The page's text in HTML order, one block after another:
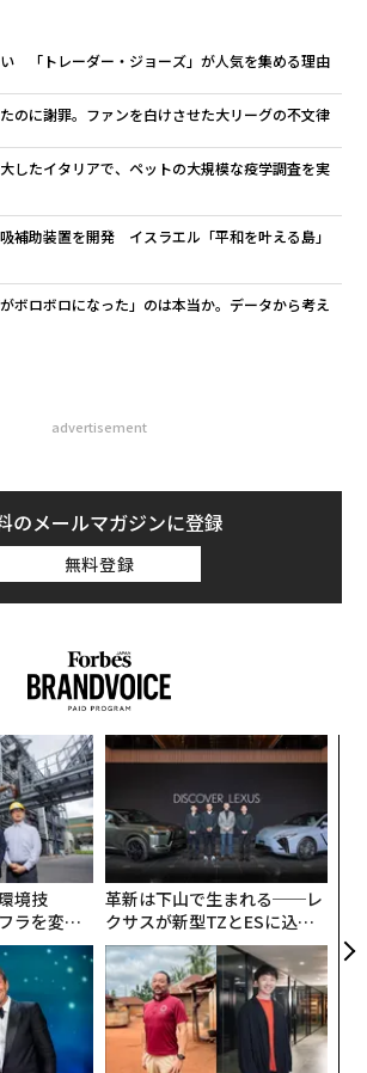
「トレーダー・ジョーズ」が人気を集める理由
のに謝罪。ファンを白けさせた大リーグの不文律
したイタリアで、ペットの大規模な疫学調査を実
補助装置を開発 イスラエル「平和を叶える島」
ボロボロになった」のは本当か。データから考え
advertisement
のメールマガジンに登録
無料登録
境技
ラを変え
月島JFE
ョンの10年
革新は下山で生まれる──レ
クサスが新型TZとESに込め
た「DISCOVER」の哲学